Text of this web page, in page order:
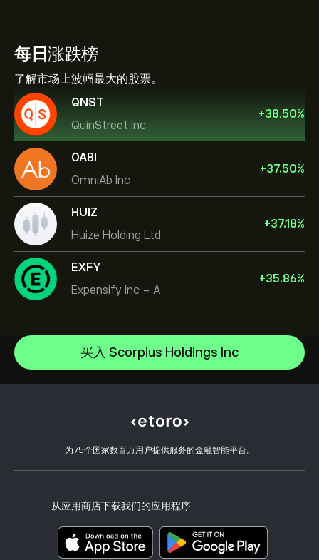
每日涨跌榜
了解市场上波幅最大的股票。
QNST
QuinStreet Inc
+38.50%
OABI
OmniAb Inc
+37.50%
HUIZ
Huize Holding Ltd
+37.18%
EXFY
Expensify Inc - A
+35.86%
买入 Scorpius Holdings Inc
为75个国家数百万用户提供服务的金融智能平台。
从应用商店下载我们的应用程序
Micron Technology, Inc.
Lam Research Corp
Applied Materials Inc
如何入金
如何出金
开设账户
客户端漏洞
CopyTrading 简介
负责任交易
eToro Academy
选择 eToro 的理由
我们的办事处
风险披露
关键信息文档
投诉信息（FCA 客户）
投资保险